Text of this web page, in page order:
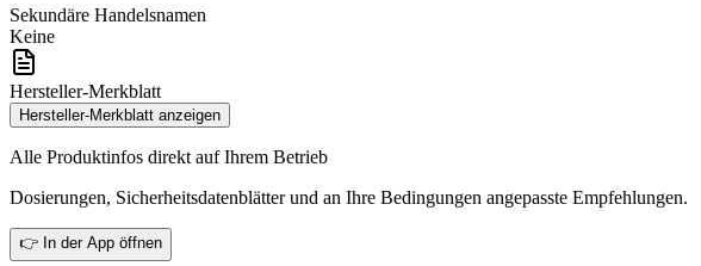
Sekundäre Handelsnamen
Keine
Hersteller-Merkblatt
Hersteller-Merkblatt anzeigen
Alle Produktinfos direkt auf Ihrem Betrieb
Dosierungen, Sicherheitsdatenblätter und an Ihre Bedingungen angepasste Empfehlungen.
👉 In der App öffnen